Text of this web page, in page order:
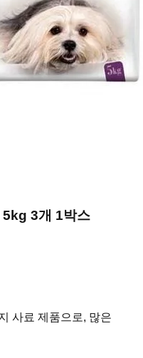
5kg 3개 1박스
사료 제품으로, 많은